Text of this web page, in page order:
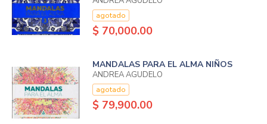
agotado
$ 70,000.00
MANDALAS PARA EL ALMA NIÑOS
ANDREA AGUDELO
agotado
$ 79,900.00